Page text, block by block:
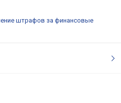
штрафов за финансовые